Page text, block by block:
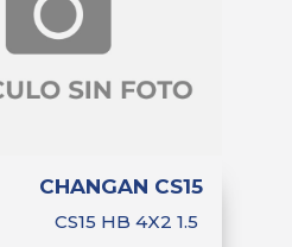
CHANGAN CS15
CS15 HB 4X2 1.5